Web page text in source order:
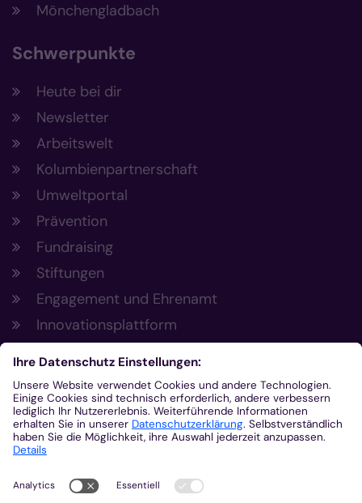
Mönchengladbach
Schwerpunkte
Heute bei dir
Newsletter
Arbeitswelt
Kolumbienpartnerschaft
Umweltportal
Prävention
Fundraising
Stiftungen
Engagement und Ehrenamt
Innovationsplattform
Aus der Plattform
Nachrichten
Veranstaltungen
Gottesdienste
Stellenangebote